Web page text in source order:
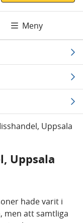
Meny
Uppsala
Uppsala
hade varit i
men att samtliga